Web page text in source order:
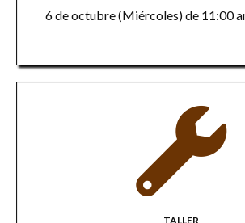
6 de octubre (Miércoles) de 11:00
TALLER